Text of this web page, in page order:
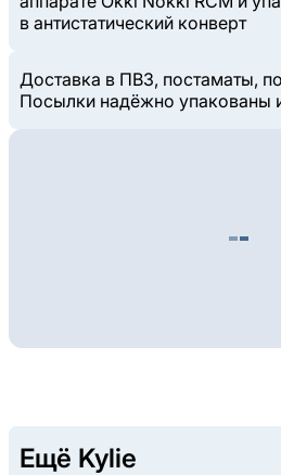
в антистатический конверт
Доставка в ПВЗ, постаматы,
Посылки надёжно упакованы
Ещё Kylie